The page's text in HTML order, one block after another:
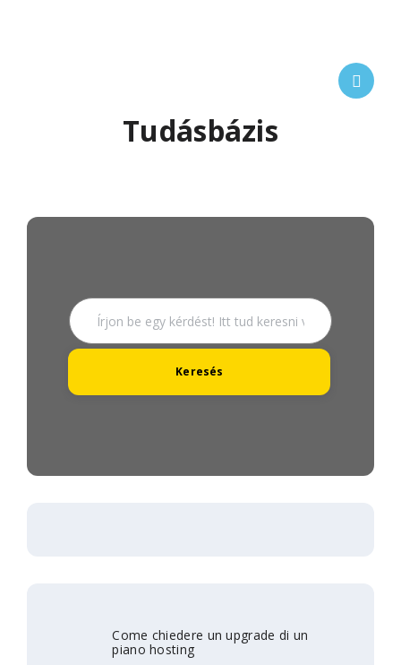
Tudásbázis
Come chiedere un upgrade di un
piano hosting